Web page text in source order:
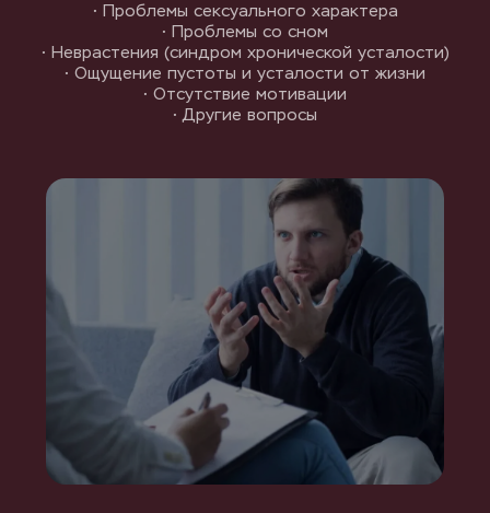
• Проблемы сексуального характера
• Проблемы со сном
• Неврастения (синдром хронической усталости)
• Ощущение пустоты и усталости от жизни
• Отсутствие мотивации
• Другие вопросы